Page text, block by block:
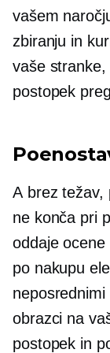
vašem
zbiranju in
vaše
postopek
A brez težav,
ne konča pri
oddaje
po nakupu
obrazci na
postopek in